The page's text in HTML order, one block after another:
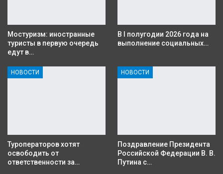
Мостуризм: иностранные
туристы в первую очередь
едут в…
В I полугодии 2026 года на
выполнение социальных…
НОВОСТИ
Туроператоров хотят
освободить от
ответственности за…
НОВОСТИ
Поздравление Президента
Российской Федерации В. В.
Путина с…